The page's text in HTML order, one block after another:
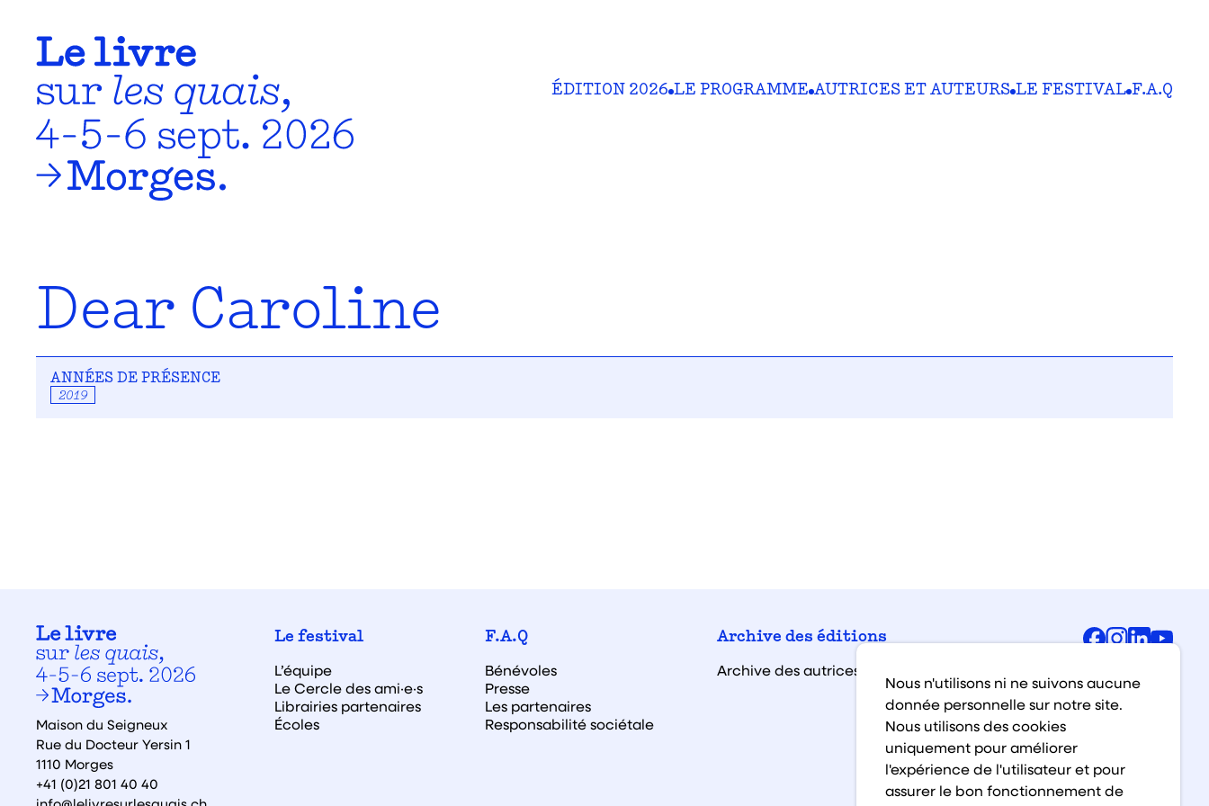
ÉDITION 2026 LE PROGRAMME AUTRICES ET AUTEURS LE FESTIVAL F.A.Q
Dear Caroline
ANNÉES DE PRÉSENCE
2019
Maison du Seigneux
Rue du Docteur Yersin 1
1110 Morges
+41 (0)21 801 40 40
Le festival
L’équipe
Le Cercle des ami·e·s
Librairies partenaires
Écoles
F.A.Q
Bénévoles
Presse
Les partenaires
Responsabilité sociétale
Archive des éditions
Archive des autrices et auteurs
Facebook
Nous n'utilisons ni ne suivons aucune
donnée personnelle sur notre site.
Nous utilisons des cookies
uniquement pour améliorer
l'expérience de l'utilisateur et pour
assurer le bon fonctionnement de